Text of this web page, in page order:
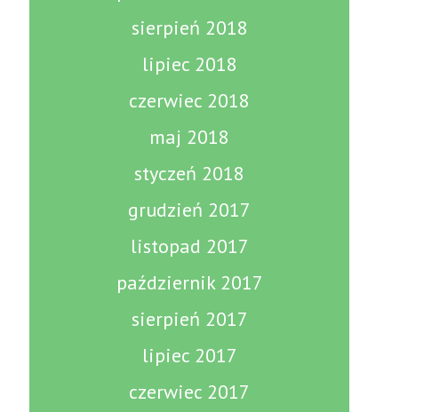
sierpień 2018
lipiec 2018
czerwiec 2018
maj 2018
styczeń 2018
grudzień 2017
listopad 2017
październik 2017
sierpień 2017
lipiec 2017
czerwiec 2017